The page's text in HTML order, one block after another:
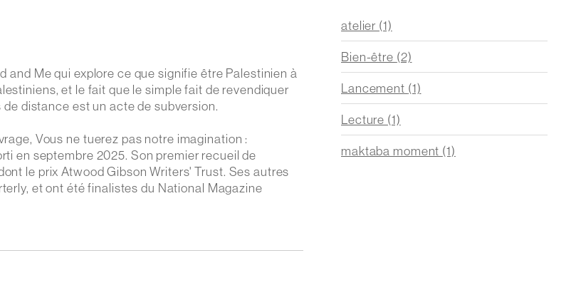
and Me qui explore ce que signifie être Palestinien à
et le fait que le simple fait de revendiquer
distance est un acte de subversion.
Vous ne tuerez pas notre imagination :
en septembre 2025. Son premier recueil de
le prix Atwood Gibson Writers' Trust. Ses autres
et ont été finalistes du National Magazine
atelier (1)
Bien-être (2)
Lancement (1)
Lecture (1)
maktaba moment (1)